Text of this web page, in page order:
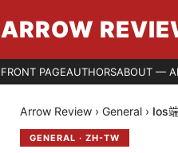
ARROW
FRONT PAGEAUTHORSABOUT —
Arrow Review › General › Ios
GENERAL · ZH-TW